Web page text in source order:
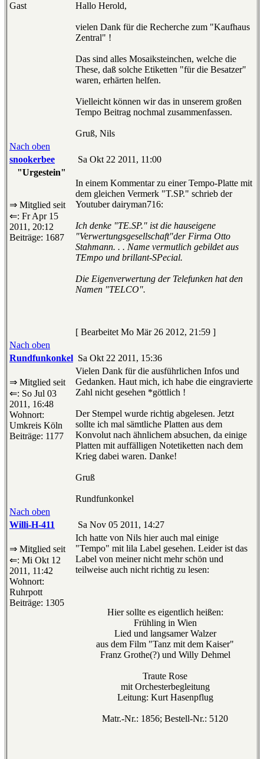
Gast
Hallo Herold,
vielen Dank für die Recherche zum "Kaufhaus
Zentral" !
Das sind alles Mosaiksteinchen, welche die
These, daß solche Etiketten "für die Besatzer"
waren, erhärten helfen.
Vielleicht können wir das in unserem großen
Tempo Beitrag nochmal zusammenfassen.
Gruß, Nils
Nach oben
snookerbee
Sa Okt 22 2011, 11:00
"Urgestein"
⇒ Mitglied seit
⇐: Fr Apr 15
2011, 20:12
Beiträge: 1687
In einem Kommentar zu einer Tempo-Platte mit
dem gleichen Vermerk "T.SP." schrieb der
Youtuber dairyman716:
Ich denke "TE.SP." ist die hauseigene
"Verwertungsgesellschaft"der Firma Otto
Stahmann. . . Name vermutlich gebildet aus
TEmpo und brillant-SPecial.
Die Eigenverwertung der Telefunken hat den
Namen "TELCO".
[ Bearbeitet Mo Mär 26 2012, 21:59 ]
Nach oben
Rundfunkonkel Sa Okt 22 2011, 15:36
⇒ Mitglied seit
⇐: So Jul 03
2011, 16:48
Wohnort:
Umkreis Köln
Beiträge: 1177
Vielen Dank für die ausführlichen Infos und
Gedanken. Haut mich, ich habe die eingravierte
Zahl nicht gesehen *göttlich !
Der Stempel wurde richtig abgelesen. Jetzt
sollte ich mal sämtliche Platten aus dem
Konvolut nach ähnlichem absuchen, da einige
Platten mit auffälligen Notetiketten nach dem
Krieg dabei waren. Danke!
Gruß
Rundfunkonkel
Nach oben
Willi-H-411
Sa Nov 05 2011, 14:27
⇒ Mitglied seit
⇐: Mi Okt 12
2011, 11:42
Wohnort:
Ruhrpott
Beiträge: 1305
Ich hatte von Nils hier auch mal einige
"Tempo" mit lila Label gesehen. Leider ist das
Label von meiner nicht mehr schön und
teilweise auch nicht richtig zu lesen:
Hier sollte es eigentlich heißen:
Frühling in Wien
Lied und langsamer Walzer
aus dem Film "Tanz mit dem Kaiser"
Franz Grothe(?) und Willy Dehmel
Traute Rose
mit Orchesterbegleitung
Leitung: Kurt Hasenpflug
Matr.-Nr.: 1856; Bestell-Nr.: 5120